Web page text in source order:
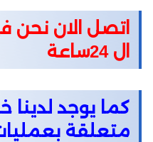
اتصل الان
ال 24ساعة
كما يوجد لدينا
متعلقة